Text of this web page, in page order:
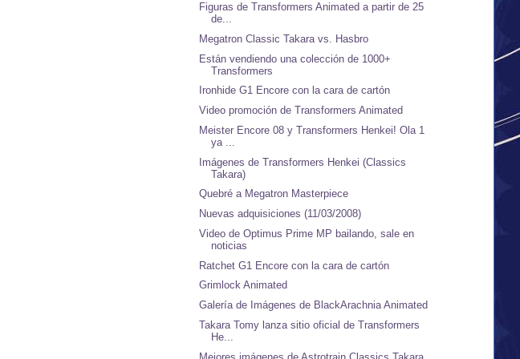
Figuras de Transformers Animated a partir de 25
de...
Megatron Classic Takara vs. Hasbro
Están vendiendo una colección de 1000+
Transformers
Ironhide G1 Encore con la cara de cartón
Video promoción de Transformers Animated
Meister Encore 08 y Transformers Henkei! Ola 1
ya ...
Imágenes de Transformers Henkei (Classics
Takara)
Quebré a Megatron Masterpiece
Nuevas adquisiciones (11/03/2008)
Video de Optimus Prime MP bailando, sale en
noticias
Ratchet G1 Encore con la cara de cartón
Grimlock Animated
Galería de Imágenes de BlackArachnia Animated
Takara Tomy lanza sitio oficial de Transformers
He...